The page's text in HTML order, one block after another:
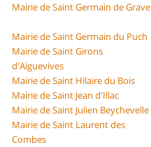
Mairie de Saint Germain de Grave
Mairie de Saint Germain du Puch
Mairie de Saint Girons
d'Aiguevives
Mairie de Saint Hilaire du Bois
Mairie de Saint Jean d'Illac
Mairie de Saint Julien Beychevelle
Mairie de Saint Laurent des
Combes